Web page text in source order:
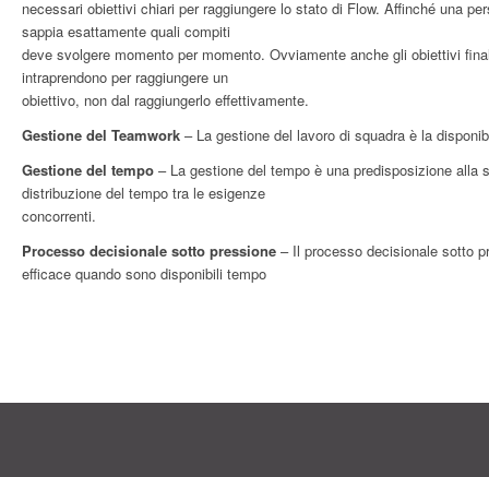
necessari obiettivi chiari per raggiungere lo stato di Flow. Affinché una
sappia esattamente quali compiti
deve svolgere momento per momento. Ovviamente anche gli obiettivi
intraprendono per raggiungere un
obiettivo, non dal raggiungerlo effettivamente.
Gestione del Teamwork– La gestione del lavoro di squadra è la
Gestione del tempo– La gestione del tempo è una predisposizione alla
distribuzione del tempo tra le esigenze
concorrenti.
Processo decisionale sotto pressione– Il processo decisionale sotto
efficace quando sono disponibili tempo